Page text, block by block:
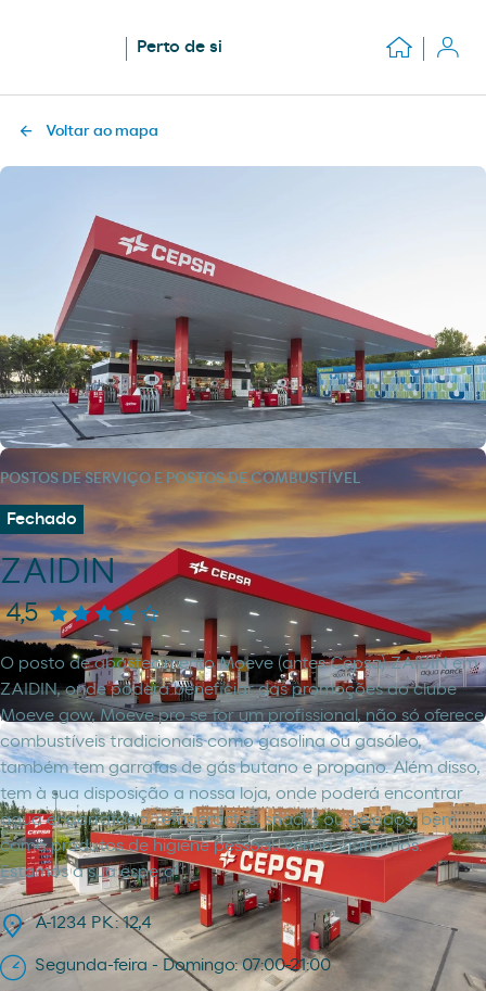
Perto de si
Voltar ao mapa
POSTOS DE SERVIÇO E POSTOS DE COMBUSTÍVEL
Fechado
ZAIDIN
4,5
O posto de abastecimento Moeve (antes Cepsa) ZAIDIN em
ZAIDIN, onde poderá beneficiar das promoções do clube
Moeve gow, Moeve pro se for um profissional, não só oferece
combustíveis tradicionais como gasolina ou gasóleo,
também tem garrafas de gás butano e propano. Além disso,
tem à sua disposição a nossa loja, onde poderá encontrar
água engarrafada, refrigerantes, snacks ou gelados, bem
como produtos de higiene pessoal. Venha visitar-nos.
Estamos à sua espera!
A-1234 PK: 12,4
Segunda-feira - Domingo: 07:00-21:00